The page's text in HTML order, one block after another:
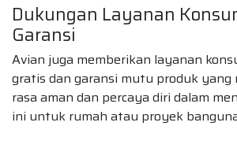
Dukungan Layanan
Garansi
Avian juga memberikan layanan
gratis dan garansi mutu produk yang
rasa aman dan percaya diri dalam
ini untuk rumah atau proyek